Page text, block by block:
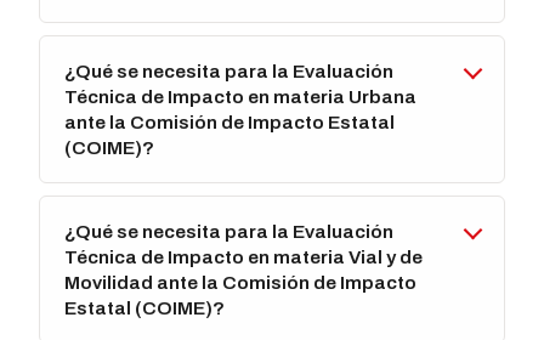
¿Qué se necesita para la Evaluación
Técnica de Impacto en materia Urbana
ante la Comisión de Impacto Estatal
(COIME)?
¿Qué se necesita para la Evaluación
Técnica de Impacto en materia Vial y de
Movilidad ante la Comisión de Impacto
Estatal (COIME)?